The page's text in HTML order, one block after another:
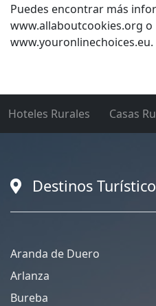
Puedes encontrar más
www.allaboutcookies.org o
www.youronlinechoices.eu.
Hoteles Rurales Casas
Destinos
Aranda de Duero
Arlanza
Bureba